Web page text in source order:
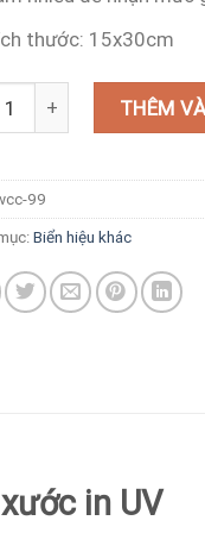
thước: 15x30cm
nội quy trong nhà vệ sinh
THÊM
99
Biển hiệu khác
in UV